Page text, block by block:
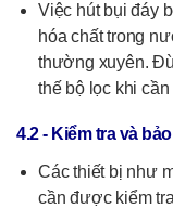
Việc hút bụi đáy
hóa chất trong
thường xuyên.
thế bộ lọc khi cần
4.2 - Kiểm tra và
Các thiết bị như
cần được kiểm